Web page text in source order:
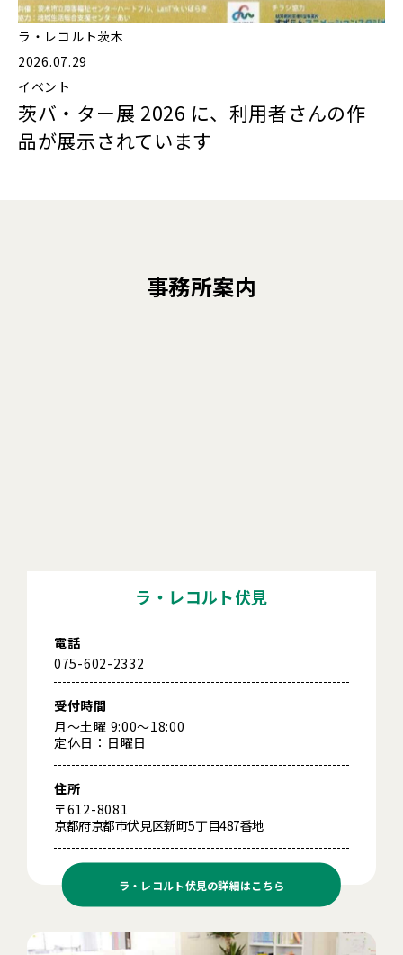
ラ・レコルト茨木
2026.07.29
イベント
茨バ・ター展 2026 に、利用者さんの作
品が展示されています
事務所案内
ラ・レコルト伏見
電話
075-602-2332
受付時間
月～土曜 9:00～18:00
定休日：日曜日
住所
〒612-8081
京都府京都市伏見区新町5丁目487番地
ラ・レコルト伏見の詳細はこちら